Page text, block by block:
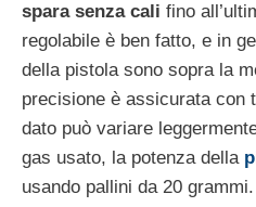
spara senza cali fino
regolabile è ben fatto, e in
della pistola sono sopra la
precisione è assicurata con
dato può variare
gas usato, la potenza della
usando pallini da 20 grammi.